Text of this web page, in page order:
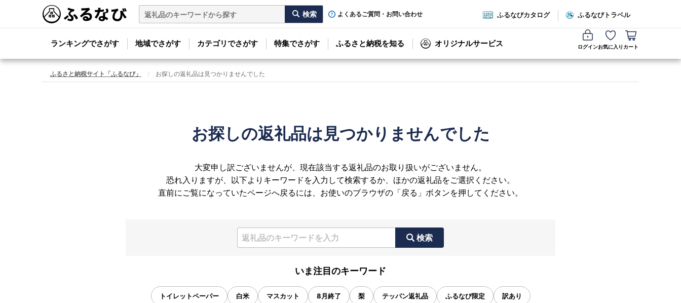
よくあるご質問・お問い合わせ ふるなびカタログ ふるなびトラベル
ランキングでさがす 地域でさがす カテゴリでさがす 特集でさがす ふるさと納税を知る オリジナルサービス ログインお気に入り カート
ふるさと納税サイト「ふるなび」 お探しの返礼品は見つかりませんでした
お探しの返礼品は見つかりませんでした
大変申し訳ございませんが、現在該当する返礼品のお取り扱いがございません。
恐れ入りますが、以下よりキーワードを入力して検索するか、ほかの返礼品をご選択ください。
直前にご覧になっていたページへ戻るには、お使いのブラウザの「戻る」ボタンを押してください。
検索
いま注目のキーワード
トイレットペーパー 白米 マスカット 8月終了 梨 テッパン返礼品 ふるなび限定 訳あり